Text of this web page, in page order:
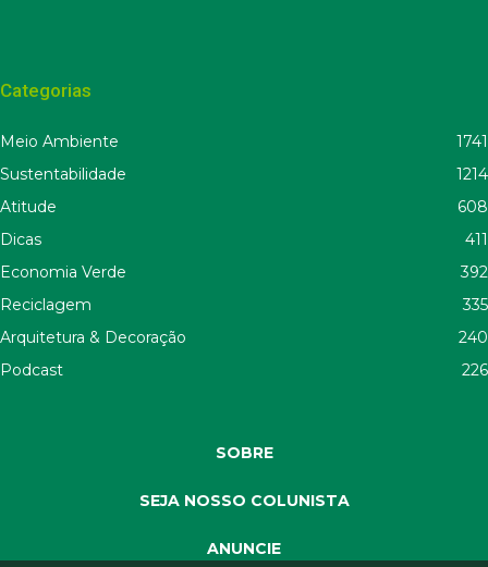
Categorias
Meio Ambiente
1741
Sustentabilidade
1214
Atitude
608
Dicas
411
Economia Verde
392
Reciclagem
335
Arquitetura & Decoração
240
Podcast
226
SOBRE
SEJA NOSSO COLUNISTA
ANUNCIE